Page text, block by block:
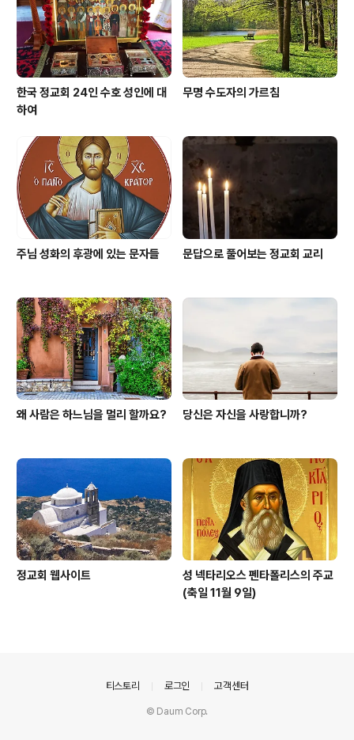
있다면 무슨 소용이 있겠습니까? 그와 같은 금식은 하느님
께서 받아들이시지도 않을뿐더러, 당신을 ..
한국 정교회 24인 수호 성인에 대
하여
무명 수도자의 가르침
주님 성화의 후광에 있는 문자들 문답으로 풀어보는 정교회 교리
왜 사람은 하느님을 멀리 할까요? 당신은 자신을 사랑합니까?
정교회 웹사이트
성 넥타리오스 펜타폴리스의 주교
(축일 11월 9일)
티스토리 로그인 고객센터
© Daum Corp.